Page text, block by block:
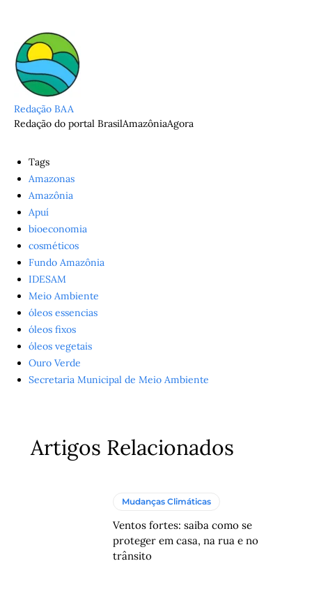
Redação BAA
Redação do portal BrasilAmazôniaAgora
Tags
Amazonas
Amazônia
Apuí
bioeconomia
cosméticos
Fundo Amazônia
IDESAM
Meio Ambiente
óleos essencias
óleos fixos
óleos vegetais
Ouro Verde
Secretaria Municipal de Meio Ambiente
Artigos Relacionados
Mudanças Climáticas
Ventos fortes: saiba como se
proteger em casa, na rua e no
trânsito